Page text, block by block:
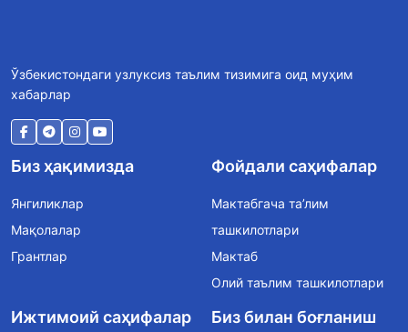
Ўзбекистондаги узлуксиз таълим тизимига оид муҳим
хабарлар
Биз ҳақимизда
Янгиликлар
Мақолалар
Грантлар
Фойдали саҳифалар
Мактабгача та’лим
ташкилотлари
Мактаб
Олий таълим ташкилотлари
Ижтимоий саҳифалар Биз билан боғланиш